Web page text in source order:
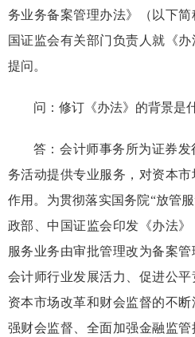
务业务备案管理办法》（以下简
国证监会有关部门负责人就 《办
提问。
问：修订《办法》 的背景是
答：会计师事务所为证券发
务活动提供专业服务， 对资本市
作用。为贯彻落实国务院“放管
政部、中国证监会印发 《办法》
服务业务由审批管理改为备案管
会计师行业发展活力 、促进公
资本市场改革和财会监督的不断
强财会监督、全面加强金融监